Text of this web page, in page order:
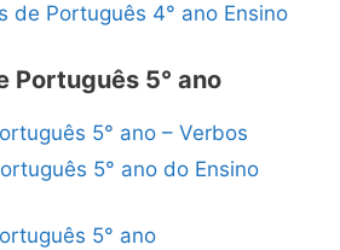
de Português 4° ano Ensino
Português 5° ano
5° ano – Verbos
5° ano do Ensino
5° ano